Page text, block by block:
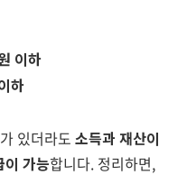
이하
하
있더라도 소득과 재산이
이 가능합니다. 정리하면,